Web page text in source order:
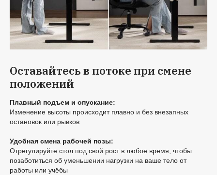
Оставайтесь в потоке при смене
положений
Плавный подъем и опускание:
Изменение высоты происходит плавно и без внезапных
остановок или рывков
Удобная смена рабочей позы:
Отрегулируйте стол под свой рост в любое время, чтобы
позаботиться об уменьшении нагрузки на ваше тело от
работы или учёбы